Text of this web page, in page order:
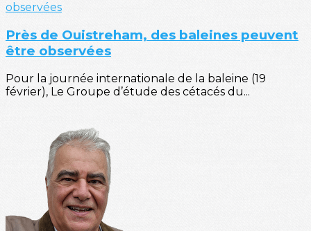
Près de Ouistreham, des baleines peuvent
être observées
Pour la journée internationale de la baleine (19
février), Le Groupe d’étude des cétacés du...